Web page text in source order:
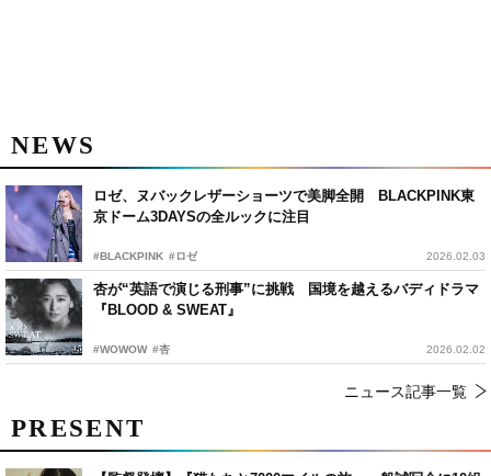
NEWS
ロゼ、ヌバックレザーショーツで美脚全開 BLACKPINK東
京ドーム3DAYSの全ルックに注目
#BLACKPINK #ロゼ 2026.02.03
杏が“英語で演じる刑事”に挑戦 国境を越えるバディドラマ
『BLOOD & SWEAT』
#WOWOW #杏 2026.02.02
ニュース記事一覧
PRESENT